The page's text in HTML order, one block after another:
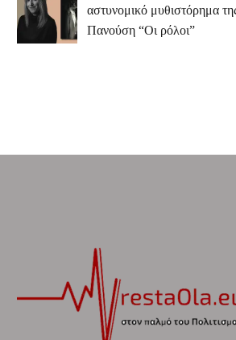
αστυνομικό μυθιστόρημα
Πανούση “Οι ρόλοι”